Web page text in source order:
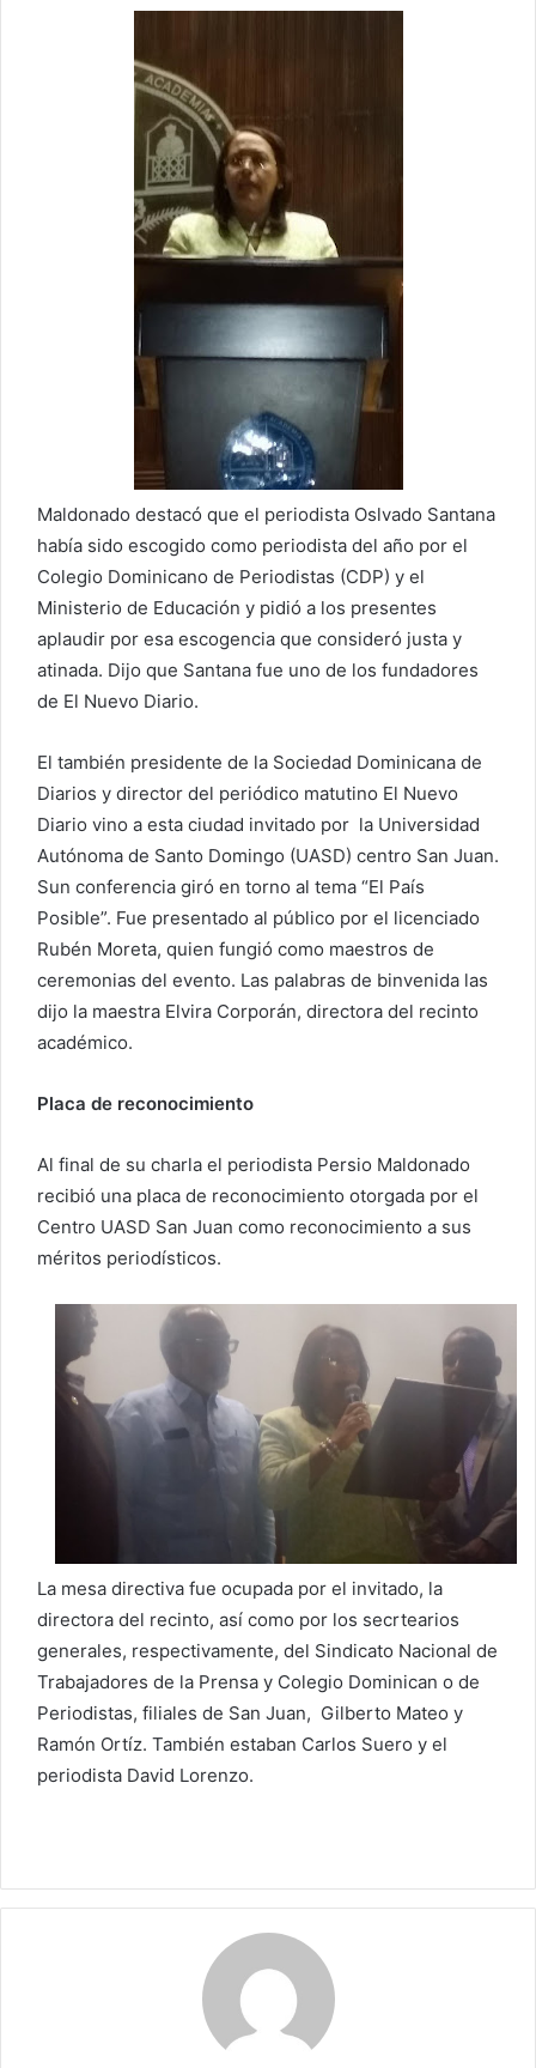
Maldonado destacó que el periodista Oslvado Santana
había sido escogido como periodista del año por el
Colegio Dominicano de Periodistas (CDP) y el
Ministerio de Educación y pidió a los presentes
aplaudir por esa escogencia que consideró justa y
atinada. Dijo que Santana fue uno de los fundadores
de El Nuevo Diario.
El también presidente de la Sociedad Dominicana de
Diarios y director del periódico matutino El Nuevo
Diario vino a esta ciudad invitado por la Universidad
Autónoma de Santo Domingo (UASD) centro San Juan.
Sun conferencia giró en torno al tema “El País
Posible”. Fue presentado al público por el licenciado
Rubén Moreta, quien fungió como maestros de
ceremonias del evento. Las palabras de binvenida las
dijo la maestra Elvira Corporán, directora del recinto
académico.
Placa de reconocimiento
Al final de su charla el periodista Persio Maldonado
recibió una placa de reconocimiento otorgada por el
Centro UASD San Juan como reconocimiento a sus
méritos periodísticos.
La mesa directiva fue ocupada por el invitado, la
directora del recinto, así como por los secrtearios
generales, respectivamente, del Sindicato Nacional de
Trabajadores de la Prensa y Colegio Dominican o de
Periodistas, filiales de San Juan, Gilberto Mateo y
Ramón Ortíz. También estaban Carlos Suero y el
periodista David Lorenzo.